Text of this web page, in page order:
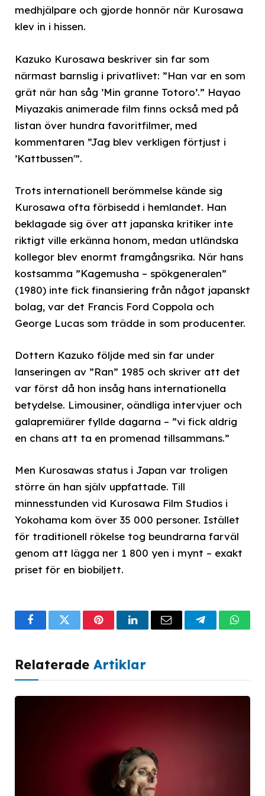
medhjälpare och gjorde honnör när Kurosawa
klev in i hissen.
Kazuko Kurosawa beskriver sin far som
närmast barnslig i privatlivet: ”Han var en som
grät när han såg ’Min granne Totoro’.” Hayao
Miyazakis animerade film finns också med på
listan över hundra favoritfilmer, med
kommentaren ”Jag blev verkligen förtjust i
’Kattbussen'”.
Trots internationell berömmelse kände sig
Kurosawa ofta förbisedd i hemlandet. Han
beklagade sig över att japanska kritiker inte
riktigt ville erkänna honom, medan utländska
kollegor blev enormt framgångsrika. När hans
kostsamma ”Kagemusha – spökgeneralen”
(1980) inte fick finansiering från något japanskt
bolag, var det Francis Ford Coppola och
George Lucas som trädde in som producenter.
Dottern Kazuko följde med sin far under
lanseringen av ”Ran” 1985 och skriver att det
var först då hon insåg hans internationella
betydelse. Limousiner, oändliga intervjuer och
galapremiärer fyllde dagarna – ”vi fick aldrig
en chans att ta en promenad tillsammans.”
Men Kurosawas status i Japan var troligen
större än han själv uppfattade. Till
minnesstunden vid Kurosawa Film Studios i
Yokohama kom över 35 000 personer. Istället
för traditionell rökelse tog beundrarna farväl
genom att lägga ner 1 800 yen i mynt – exakt
priset för en biobiljett.
FacebookTwitterPinterestLinkedInEmail Telegram
Relaterade Artiklar